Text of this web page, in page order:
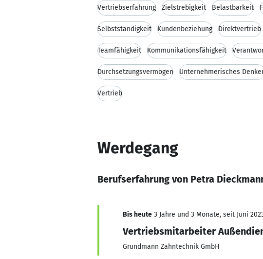
Vertriebserfahrung Zielstrebigkeit Belastbarkeit
Selbstständigkeit Kundenbeziehung Direktvertrieb
Teamfähigkeit Kommunikationsfähigkeit
Durchsetzungsvermögen Unternehmerisches
Vertrieb
Werdegang
Berufserfahrung von Petra
Bis heute 3 Jahre und 3 Monate, seit Juni
Vertriebsmitarbeiter
Grundmann Zahntechnik GmbH